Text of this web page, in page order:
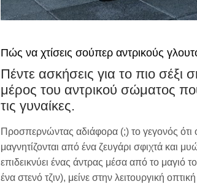
Πώς να χτίσεις σούπερ αντρικούς
Πέντε ασκήσεις για το πιο σέξι
μέρος του αντρικού σώματος
τις γυναίκες.
Προσπερνώντας αδιάφορα (;) το γεγονός ότι
μαγνητίζονται από ένα ζευγάρι σφιχτά και
επιδεικνύει ένας άντρας μέσα από το μαγιό
ένα στενό τζιν), μείνε στην λειτουργική